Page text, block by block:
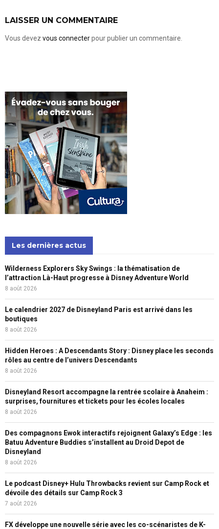
LAISSER UN COMMENTAIRE
Vous devez vous connecterpour publier un commentaire.
Les dernières actus
Wilderness Explorers Sky Swings : la thématisation de
l’attraction Là-Haut progresse à Disney Adventure World
8 août 2026
Le calendrier 2027 de Disneyland Paris est arrivé dans les
boutiques
8 août 2026
Hidden Heroes : A Descendants Story : Disney place les seconds
rôles au centre de l’univers Descendants
8 août 2026
Disneyland Resort accompagne la rentrée scolaire à Anaheim :
surprises, fournitures et tickets pour les écoles locales
8 août 2026
Des compagnons Ewok interactifs rejoignent Galaxy’s Edge : les
Batuu Adventure Buddies s’installent au Droid Depot de
Disneyland
8 août 2026
Le podcast Disney+ Hulu Throwbacks revient sur Camp Rock et
dévoile des détails sur Camp Rock 3
7 août 2026
FX développe une nouvelle série avec les co-scénaristes de K-